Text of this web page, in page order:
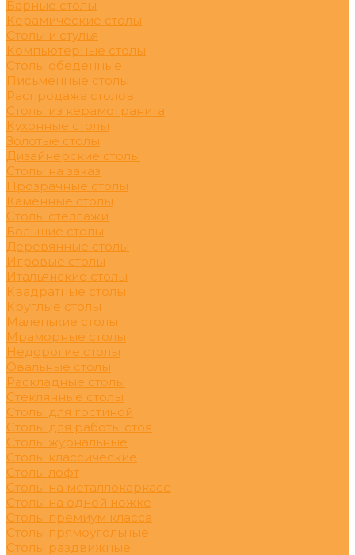
Барные столы
Керамические столы
Столы и стулья
Компьютерные столы
Столы обеденные
Письменные столы
Распродажа столов
Столы из керамогранита
Кухонные столы
Золотые столы
Дизайнерские столы
Столы на заказ
Прозрачные столы
Каменные столы
Столы стеллажи
Большие столы
Деревянные столы
Игровые столы
Итальянские столы
Квадратные столы
Круглые столы
Маленькие столы
Мраморные столы
Недорогие столы
Овальные столы
Раскладные столы
Стеклянные столы
Столы для гостиной
Столы для работы стоя
Столы журнальные
Столы классические
Столы лофт
Столы на металлокаркасе
Столы на одной ножке
Столы премиум класса
Столы прямоугольные
Столы раздвижные